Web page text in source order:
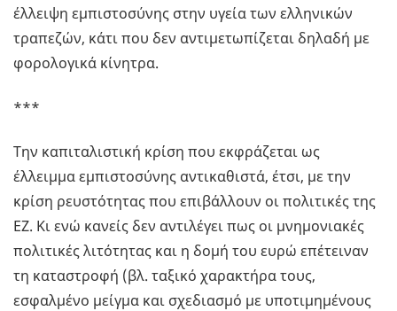
έλλειψη εμπιστοσύνης στην υγεία των ελληνικών
τραπεζών, κάτι που δεν αντιμετωπίζεται δηλαδή με
φορολογικά κίνητρα.
***
Την καπιταλιστική κρίση που εκφράζεται ως
έλλειμμα εμπιστοσύνης αντικαθιστά, έτσι, με την
κρίση ρευστότητας που επιβάλλουν οι πολιτικές της
ΕΖ. Κι ενώ κανείς δεν αντιλέγει πως οι μνημονιακές
πολιτικές λιτότητας και η δομή του ευρώ επέτειναν
τη καταστροφή (βλ. ταξικό χαρακτήρα τους,
εσφαλμένο μείγμα και σχεδιασμό με υποτιμημένους